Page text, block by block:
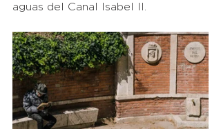
aguas del Canal Isabel II.